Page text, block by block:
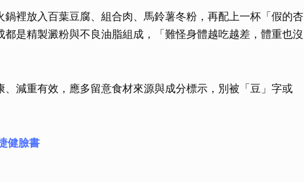
鍋裡放入百葉豆腐、組合肉、馬鈴薯冬粉，再配上一杯「假的杏
都是精製澱粉與不良油脂組成，「難怪身體越吃越差，體重也沒
、減重有效，應多留意食材來源與成分標示，別被「豆」字或
健臉書